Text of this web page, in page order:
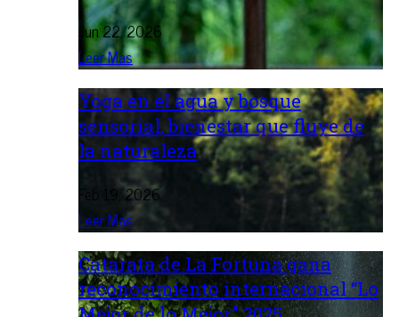
Jun 22, 2026
Leer Mas
Yoga en el agua y bosque
sensorial, bienestar que fluye de
la naturaleza
Feb 19, 2026
Leer Mas
Catarata de La Fortuna gana
reconocimiento internacional “Lo